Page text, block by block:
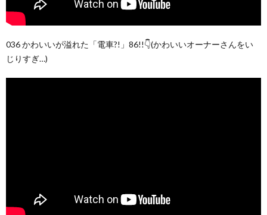
036 かわいいが溢れた「電車?!」86!!👇(かわいいオーナーさんをい
じりすぎ…)